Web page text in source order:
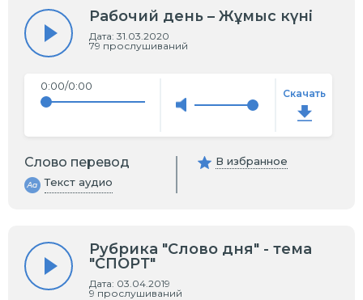
Рабочий день – Жұмыс күні
Дата: 31.03.2020
79 прослушиваний
0:00/0:00
Скачать
Слово перевод
Текст аудио
В избранное
Рубрика "Слово дня" - тема
"СПОРТ"
Дата: 03.04.2019
9 прослушиваний